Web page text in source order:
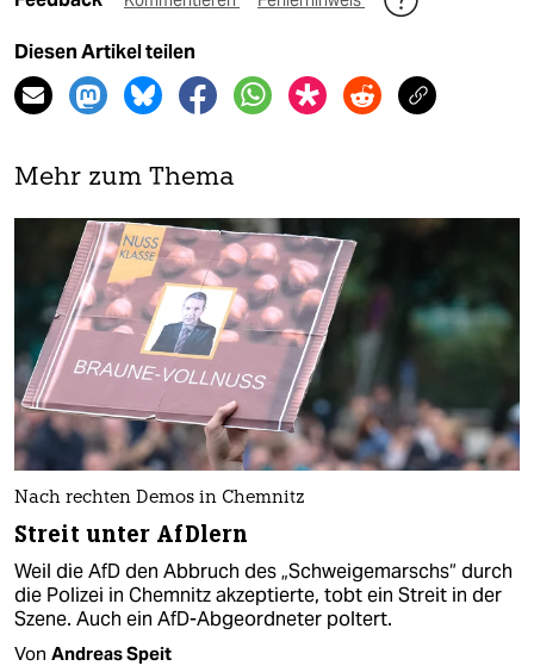
Diesen Artikel teilen
Mehr zum Thema
Nach rechten Demos in Chemnitz
Streit unter AfDlern
Weil die AfD den Abbruch des „Schweigemarschs“ durch
die Polizei in Chemnitz akzeptierte, tobt ein Streit in der
Szene. Auch ein AfD-Abgeordneter poltert.
Von Andreas Speit